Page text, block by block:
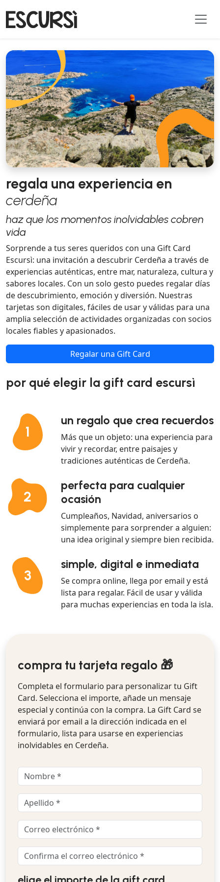
regala una experiencia en
cerdeña
haz que los momentos inolvidables cobren
vida
Sorprende a tus seres queridos con una Gift Card
Escursì: una invitación a descubrir Cerdeña a través de
experiencias auténticas, entre mar, naturaleza, cultura y
sabores locales. Con un solo gesto puedes regalar días
de descubrimiento, emoción y diversión. Nuestras
tarjetas son digitales, fáciles de usar y válidas para una
amplia selección de actividades organizadas con socios
locales fiables y apasionados.
Regalar una Gift Card
por qué elegir la gift card escursì
1
un regalo que crea recuerdos
Más que un objeto: una experiencia para
vivir y recordar, entre paisajes y
tradiciones auténticas de Cerdeña.
2
perfecta para cualquier
ocasión
Cumpleaños, Navidad, aniversarios o
simplemente para sorprender a alguien:
una idea original y siempre bien recibida.
3
simple, digital e inmediata
Se compra online, llega por email y está
lista para regalar. Fácil de usar y válida
para muchas experiencias en toda la isla.
compra tu tarjeta regalo 🎁
Completa el formulario para personalizar tu Gift
Card. Selecciona el importe, añade un mensaje
especial y continúa con la compra. La Gift Card se
enviará por email a la dirección indicada en el
formulario, lista para usarse en experiencias
inolvidables en Cerdeña.